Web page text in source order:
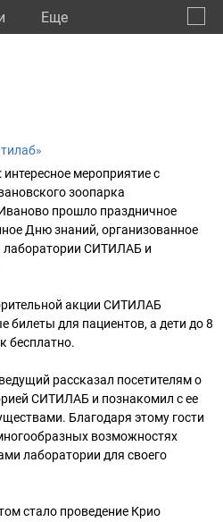
Eще
мероприятие с
зоопарка
прошло праздничное
Дню знаний, организованное
СИТИЛАБ и
акции СИТИЛАБ
билеты для пациентов, а дети до 8
бесплатно.
рассказал посетителям о
СИТИЛАБ и познакомил с ее
Благодаря этому гости
возможностях
лаборатории для своего
стало проведение Крио